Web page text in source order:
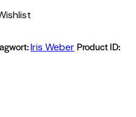
Iris WeberProduct ID: